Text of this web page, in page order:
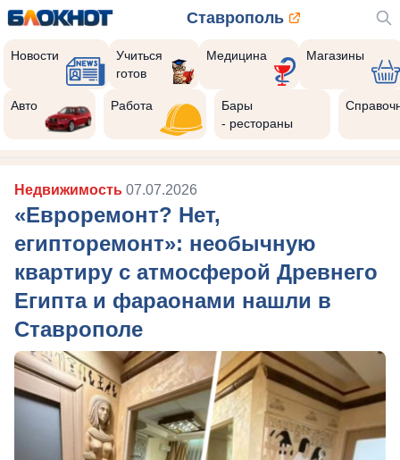
Ставрополь
Новости
Учиться
готов
Медицина Магазины
Авто Работа
Бары
- рестораны
Недвижимость 07.07.2026
«Евроремонт? Нет,
египторемонт»: необычную
квартиру с атмосферой Древнего
Египта и фараонами нашли в
Ставрополе